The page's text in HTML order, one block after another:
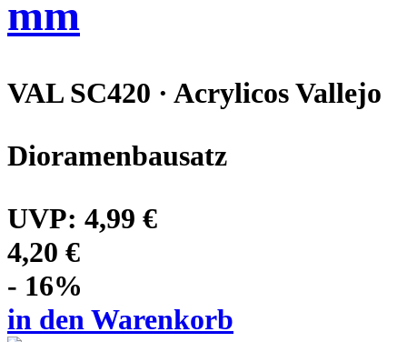
mm
VAL SC420 · Acrylicos Vallejo
Dioramenbausatz
UVP: 4,99 €
4,20 €
- 16%
in den Warenkorb